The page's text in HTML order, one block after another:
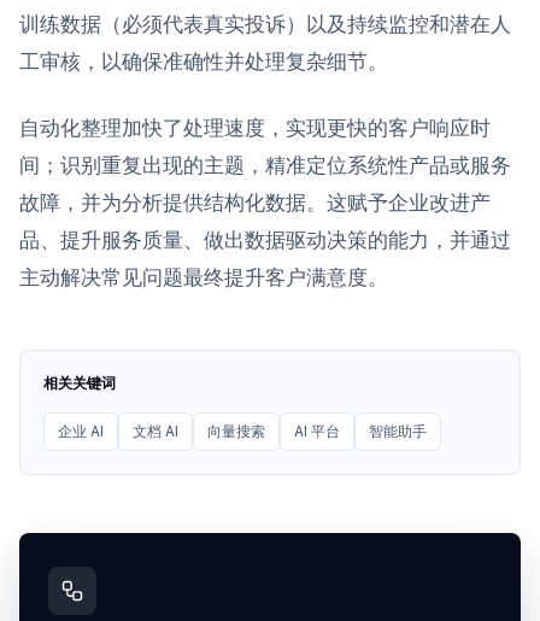
训练数据（必须代表真实投诉）以及持续监控和潜在人
工审核，以确保准确性并处理复杂细节。
自动化整理加快了处理速度，实现更快的客户响应时
间；识别重复出现的主题，精准定位系统性产品或服务
故障，并为分析提供结构化数据。这赋予企业改进产
品、提升服务质量、做出数据驱动决策的能力，并通过
主动解决常见问题最终提升客户满意度。
相关关键词
企业 AI 文档 AI 向量搜索 AI 平台 智能助手